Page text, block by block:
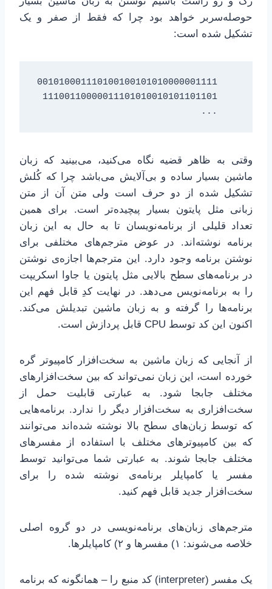
حوصله‌سربر خواهد بود چرا که فقط از صفر و یک
تشکیل شده است:
وقتی به ظاهر قضیه نگاه می‌کنید، می‌بینید که زبان
ماشین بسیار ساده و بی‌آلایش می‌باشد چرا که کُلش
تشکیل شده از دو حرف است ولی متن آن از متن
زبانی مثل پایتون بسیار پیچیده‌تر است. برای همین
تعداد قلیلی از برنامه‌نویسان تا به حال به این زبان
برنامه نوشته‌اند. در عوض مترجم‌های مختلفی برای
نوشتن برنامه وجود دارد. این مترجم‌ها اجازه‌ی نوشتن
در برنامه‌های سطح بالایی مثل پایتون یا جاوا اسکریپت
را به برنامه‌نویس می‌دهد. در نهایت کدِ قابل فهم این
برنامه‌ها را گرفته و به زبان ماشین تبدیلش می‌کند.
اکنون این کد توسط CPU قابل پردازش است.
از آنجایی که زبان ماشین به سخت‌افزار کامپیوتر گره
خورده است، این زبان نمی‌تواند که بین سخت‌افزارهای
مختلف جابجا شود. به عبارتی قابلیت حمل از
سخت‌افزاری به سخت‌افزار دیگر را ندارد. برنامه‌هایی
که توسط زبان‌های سطح بالا نوشته شده‌اند می‌توانند
که بین کامپیوترهای مختلف با استفاده از مفسرهای
مختلف جابجا شوند. به عبارتی شما می‌توانید توسط
مفسر یا کامپایلر برنامه‌ی نوشته شده را برای
سخت‌افزار جدید قابل فهم کنید.
مترجم‌های زبان‌های برنامه‌نویسی در دو گروه اصلی
خلاصه می‌شوند: ۱) مفسرها و ۲) کامپایلرها.
یک مفسر (interpreter) کد منبع را – همانگونه که برنامه